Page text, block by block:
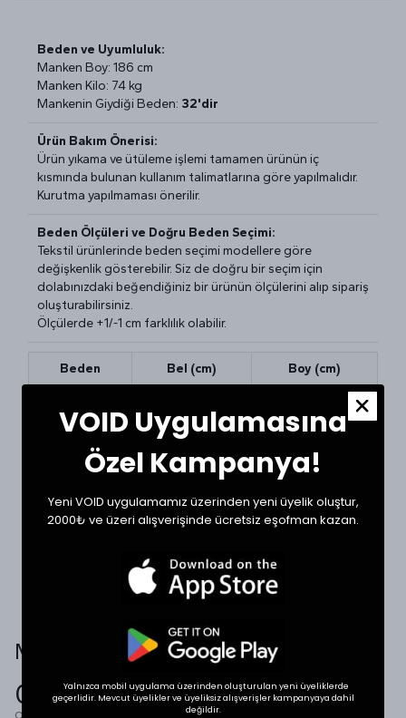
Beden ve Uyumluluk:
Manken Boy: 186 cm
Manken Kilo: 74 kg
Mankenin Giydiği Beden: 32'dir
Ürün Bakım Önerisi:
Ürün yıkama ve ütüleme işlemi tamamen ürünün iç
kısmında bulunan kullanım talimatlarına göre yapılmalıdır.
Kurutma yapılmaması önerilir.
Beden Ölçüleri ve Doğru Beden Seçimi:
Tekstil ürünlerinde beden seçimi modellere göre
değişkenlik gösterebilir. Siz de doğru bir seçim için
dolabınızdaki beğendiğiniz bir ürünün ölçülerini alıp sipariş
oluşturabilirsiniz.
Ölçülerde +1/-1 cm farklılık olabilir.
Beden Bel (cm) Boy (cm)
31 39 106
32 41 108
34 43 108
50
Müşteri Yorumları
0.0
Ortalama Puan
VOID Uygulamasına
Özel Kampanya!
Yeni VOID uygulamamız üzerinden yeni üyelik oluştur,
2000₺ ve üzeri alışverişinde ücretsiz eşofman kazan.
Yalnızca mobil uygulama üzerinden oluşturulan yeni üyeliklerde
geçerlidir. Mevcut üyelikler ve üyeliksiz alışverişler kampanyaya dahil
değildir.